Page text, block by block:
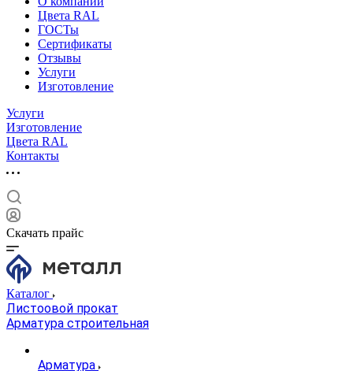
Цвета RAL
ГОСТы
Сертификаты
Отзывы
Услуги
Изготовление
Услуги
Изготовление
Цвета RAL
Контакты
Скачать прайс
Каталог
Листоовой прокат
Арматура строительная
Арматура